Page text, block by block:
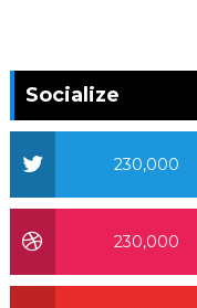
Socialize
230,000
230,000